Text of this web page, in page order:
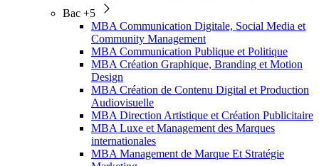
Bac +5
MBA Communication Digitale, Social Media et
Community Management
MBA Communication Publique et Politique
MBA Création Graphique, Branding et Motion
Design
MBA Création de Contenu Digital et Production
Audiovisuelle
MBA Direction Artistique et Création Publicitaire
MBA Luxe et Management des Marques
internationales
MBA Management de Marque Et Stratégie